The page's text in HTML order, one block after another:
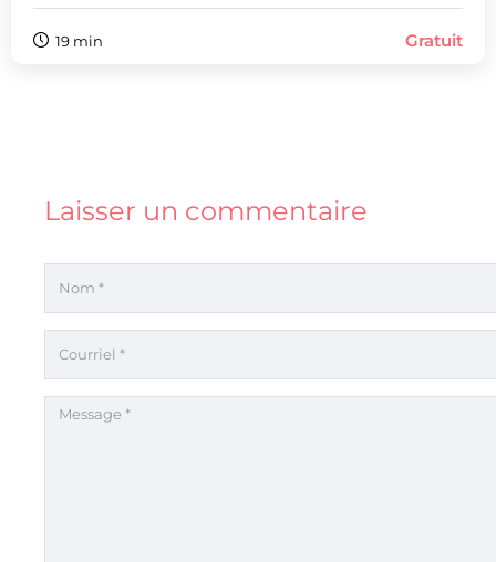
19 min Gratuit
Laisser un commentaire